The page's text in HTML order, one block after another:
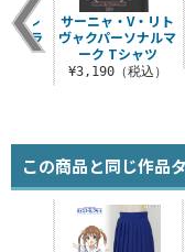
エレ
ドラ
サーニャ・V・リト
ヴャクパーソナルマ
ーク Tシャツ
¥3,190（税込）
この商品と同じ作品